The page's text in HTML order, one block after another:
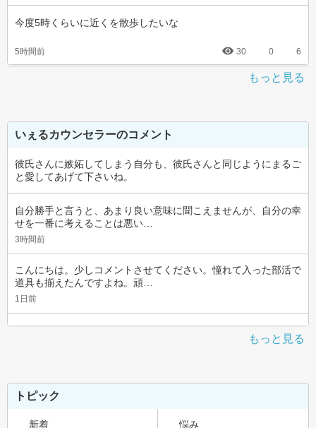
今度5時くらいに近くを散歩したいな
5時間前 30 0 6
もっと見る
いぇるカウンセラーのコメント
彼氏さんに嫉妬してしまう自分も、彼氏さんと同じようにまるご
と愛してあげて下さいね。
自分勝手と言うと、あまり良い意味に聞こえませんが、自分の幸
せを一番に考えることは悪い…
3時間前
こんにちは。少しコメントさせてください。憧れて入った部活で
道具も揃えたんですよね。頑…
1日前
もっと見る
トピック
新着 悩み